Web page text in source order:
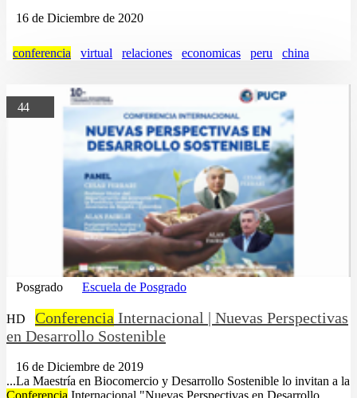
16 de Diciembre de 2020
conferencia virtual relaciones economicas peru china
44
Posgrado Escuela de Posgrado
HD Conferencia Internacional | Nuevas Perspectivas
en Desarrollo Sostenible
16 de Diciembre de 2019
...La Maestría en Biocomercio y Desarrollo Sostenible lo invitan a la
Conferencia Internacional "Nuevas Perspectivas en Desarrollo